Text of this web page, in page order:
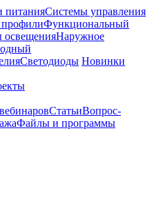
питанияСистемы управления
Функциональный
освещенияНаружное
Светодиоды Новинки
СтатьиВопрос-
Файлы и программы